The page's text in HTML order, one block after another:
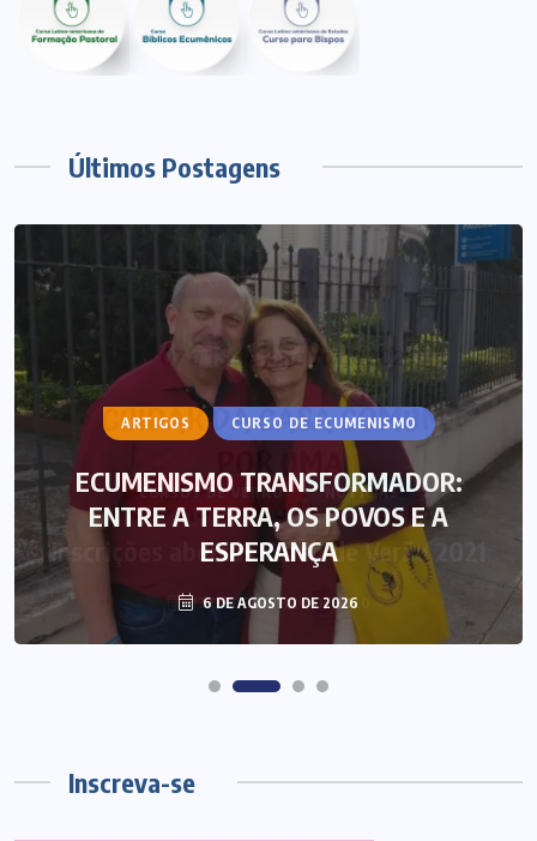
Últimos Postagens
ARTIGOS CURSO DE ECUMENISMO
ECUMENISMO TRANSFORMADOR:
ENTRE A TERRA, OS POVOS E A
ESPERANÇA
6 DE AGOSTO DE 2026
Inscreva-se